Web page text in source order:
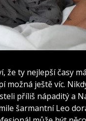
že ty nejlepší časy
možná ještě víc.
příliš nápaditý a
šarmantní Leo